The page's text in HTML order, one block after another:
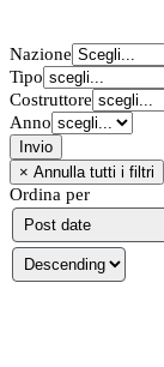
Nazione
Tipo
Costruttore
Anno
Ordina per